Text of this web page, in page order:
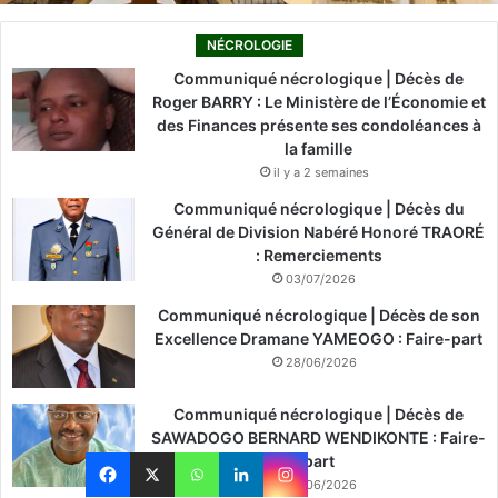
NÉCROLOGIE
Communiqué nécrologique | Décès de
Roger BARRY : Le Ministère de l’Économie et
des Finances présente ses condoléances à
la famille
il y a 2 semaines
Communiqué nécrologique | Décès du
Général de Division Nabéré Honoré TRAORÉ
: Remerciements
03/07/2026
Communiqué nécrologique | Décès de son
Excellence Dramane YAMEOGO : Faire-part
28/06/2026
Communiqué nécrologique | Décès de
SAWADOGO BERNARD WENDIKONTE : Faire-
part
26/06/2026